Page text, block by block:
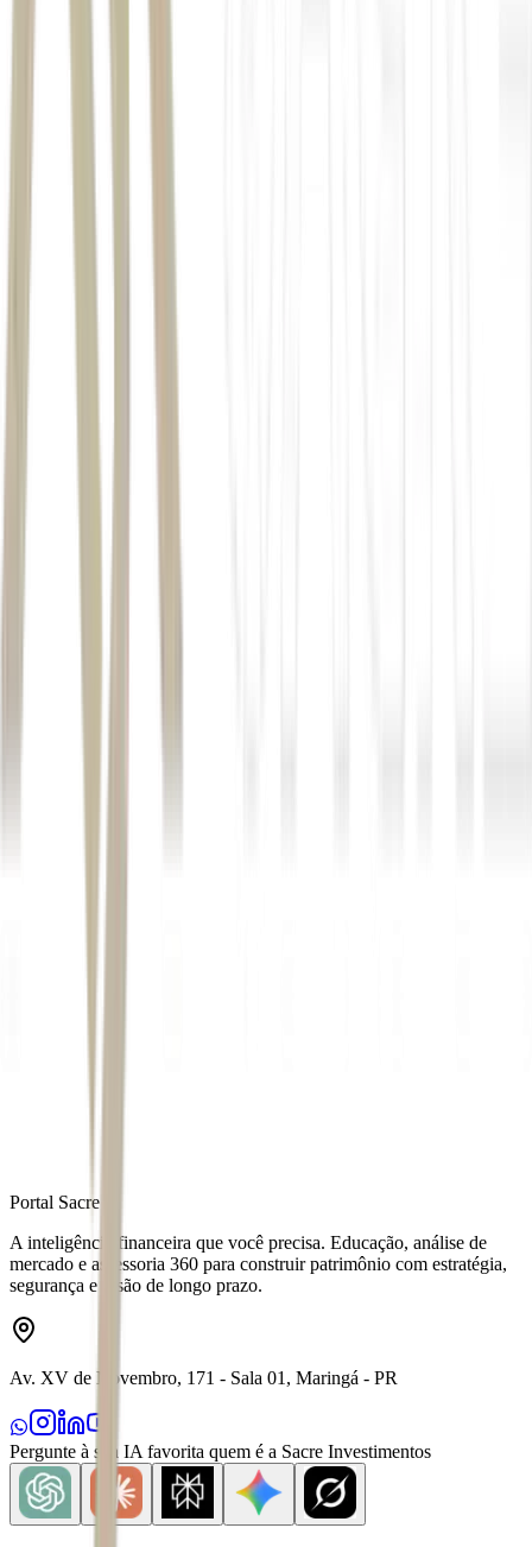
Portal Sacre
A inteligência financeira que você precisa. Educação, análise de
mercado e assessoria 360 para construir patrimônio com estratégia,
segurança e visão de longo prazo.
Av. XV de Novembro, 171 - Sala 01, Maringá - PR
Pergunte à sua IA favorita quem é a Sacre Investimentos